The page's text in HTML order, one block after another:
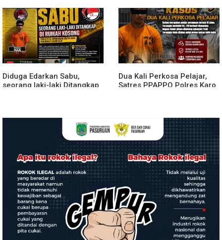
Ajak Jaga Kamtibmas
Jelang HUT RI
Medan, Korban Rugi Rp6,7
Miliar
Diduga Edarkan Sabu,
seorang laki-laki Ditangkap
Dua Kali Perkosa Pelajar,
Satres PPAPPO Polres Karo